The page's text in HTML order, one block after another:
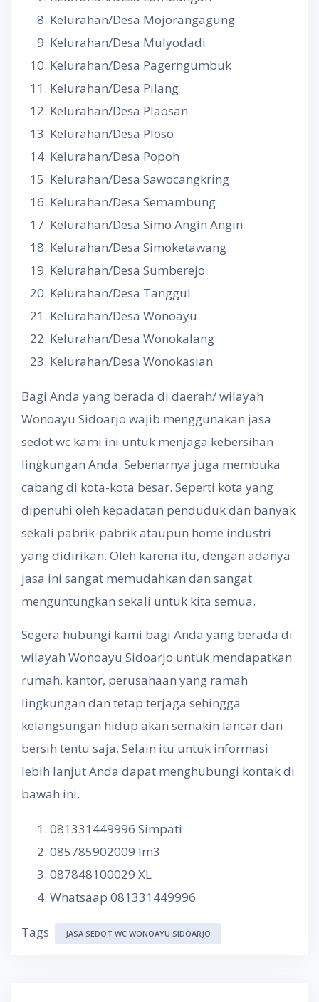
Kelurahan/Desa Mojorangagung
Kelurahan/Desa Mulyodadi
Kelurahan/Desa Pagerngumbuk
Kelurahan/Desa Pilang
Kelurahan/Desa Plaosan
Kelurahan/Desa Ploso
Kelurahan/Desa Popoh
Kelurahan/Desa Sawocangkring
Kelurahan/Desa Semambung
Kelurahan/Desa Simo Angin Angin
Kelurahan/Desa Simoketawang
Kelurahan/Desa Sumberejo
Kelurahan/Desa Tanggul
Kelurahan/Desa Wonoayu
Kelurahan/Desa Wonokalang
Kelurahan/Desa Wonokasian
Bagi Anda yang berada di daerah/ wilayah
Wonoayu Sidoarjo wajib menggunakan jasa
sedot wc kami ini untuk menjaga kebersihan
lingkungan Anda. Sebenarnya juga membuka
cabang di kota-kota besar. Seperti kota yang
dipenuhi oleh kepadatan penduduk dan banyak
sekali pabrik-pabrik ataupun home industri
yang didirikan. Oleh karena itu, dengan adanya
jasa ini sangat memudahkan dan sangat
menguntungkan sekali untuk kita semua.
Segera hubungi kami bagi Anda yang berada di
wilayah Wonoayu Sidoarjo untuk mendapatkan
rumah, kantor, perusahaan yang ramah
lingkungan dan tetap terjaga sehingga
kelangsungan hidup akan semakin lancar dan
bersih tentu saja. Selain itu untuk informasi
lebih lanjut Anda dapat menghubungi kontak di
bawah ini.
081331449996 Simpati
085785902009 Im3
087848100029 XL
Whatsaap 081331449996
Tags JASA SEDOT WC WONOAYU SIDOARJO